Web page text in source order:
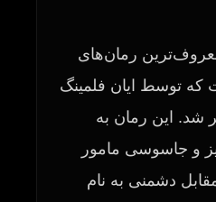
رمان‌های
که توسط ایان فلمینگ
منتشر شد. این رمان به
و جاسوسی مامور
مقابل دشمنی به نام